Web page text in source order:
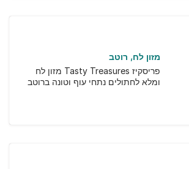
מזון לח רוטב
פריסקיז Tasty Treasures מזון לח
ומלא לחתולים נתחי עוף וטונה ברוטב